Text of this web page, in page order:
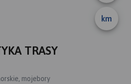
km
TRASY
mojebory